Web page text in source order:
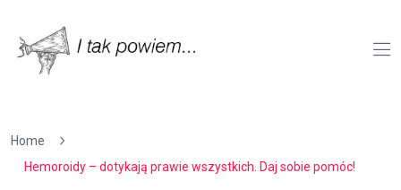
Home
Hemoroidy – dotykają prawie wszystkich. Daj sobie pomóc!